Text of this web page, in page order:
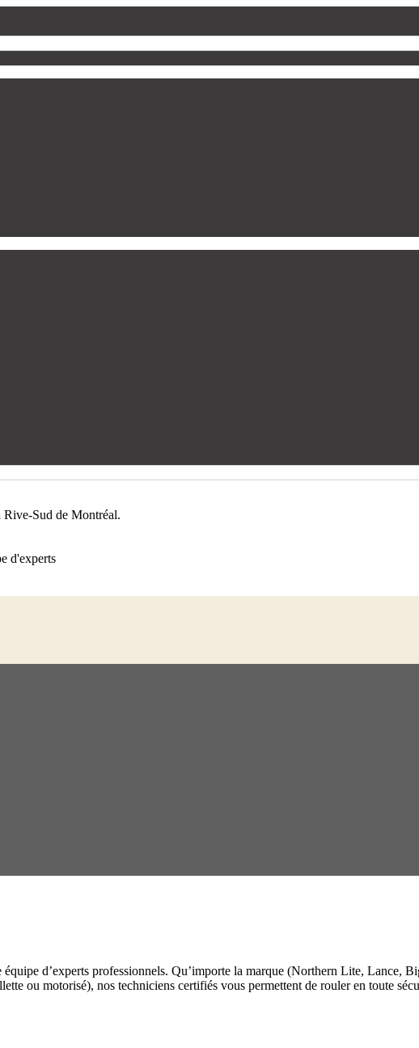
Rive-Sud de Montréal.
d'experts
d’experts professionnels. Qu’importe la marque (Northern Lite, Lance,
ou motorisé), nos techniciens certifiés vous permettent de rouler en toute